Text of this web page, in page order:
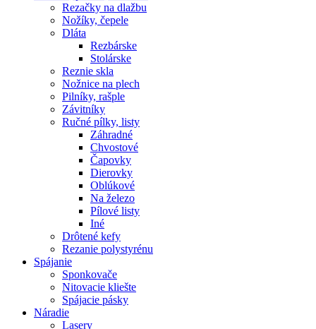
Rezačky na dlažbu
Nožíky, čepele
Dláta
Rezbárske
Stolárske
Reznie skla
Nožnice na plech
Pilníky, rašple
Závitníky
Ručné pílky, listy
Záhradné
Chvostové
Čapovky
Dierovky
Oblúkové
Na železo
Pílové listy
Iné
Drôtené kefy
Rezanie polystyrénu
Spájanie
Sponkovače
Nitovacie kliešte
Spájacie pásky
Náradie
Lasery